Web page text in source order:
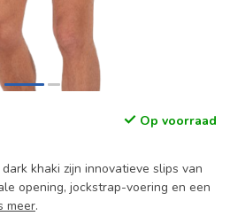
Op voorraad
khaki zijn innovatieve slips van
opening, jockstrap-voering en een
meer.